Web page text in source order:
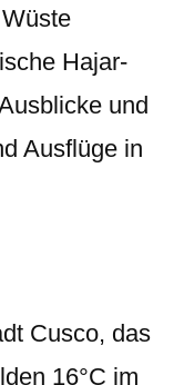
Hajar-
und
Ausflüge in
Cusco, das
16°C im